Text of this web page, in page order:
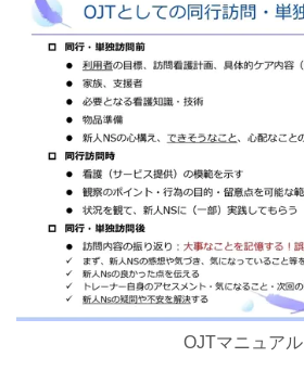
OJTマニュアル